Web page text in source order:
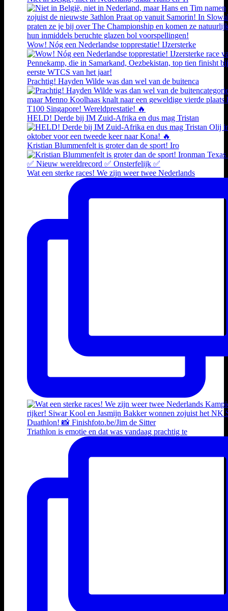
Wow! Nóg een Nederlandse topprestatie! IJzersterke
Prachtig! Hayden Wilde was dan wel van de buitenca
HELD! Derde bij IM Zuid-Afrika en dus mag Tristan
Kristian Blummenfelt is groter dan de sport! Iro
Wat een sterke races! We zijn weer twee Nederlands
Triathlon is emotie en dat was vandaag prachtig te